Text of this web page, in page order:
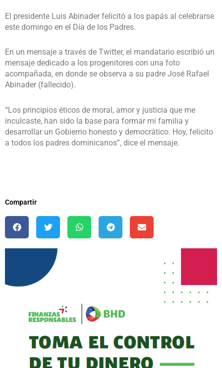
El presidente Luis Abinader felicitó a los papás al celebrarse
este domingo en el Día de los Padres.
En un mensaje a través de Twitter, el mandatario escribió un
mensaje dedicado a los progenitores con una foto
acompañada, en donde se observa a su padre José Rafael
Abinader (fallecido).
“Los principios éticos de moral, amor y justicia que me
inculcaste, han sido la base para formar mi familia y
desarrollar un Gobierno honesto y democrático. Hoy, felicito
a todos los padres dominicanos”, dice el mensaje.
Compartir